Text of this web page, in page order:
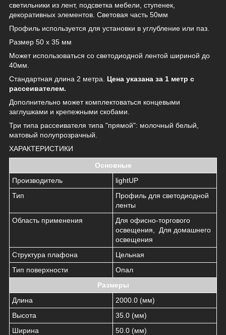
светильники из лент, подсветка мебели, ступенек,
декоративных элементов. Световая часть 50мм
Профиль используется для установки в углубление или паз.
Размер 50 x 35 мм
Может использоваться со светодиодной лентой шириной до
40мм.
Стандартная длина 2 метра. Цена указана за 1 метр с
рассеивателем.
Дополнительно может комплектоваться концевыми
заглушками и крепежными скобами.
Три типа рассеивателя типа "прямой": молочный белый,
матовый полупрозрачный.
ХАРАКТЕРИСТИКИ
Основные
Производитель
lightUP
Тип
Профиль для светодиодной
ленты
Область применения
Для офисно-торгового
освещения, Для домашнего
освещения
Структура плафона
Цельная
Тип поверхности
Опал
Размеры
Длина
2000.0 (мм)
Высота
35.0 (мм)
Ширина
50.0 (мм)